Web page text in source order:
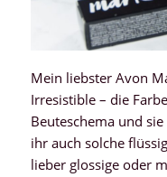
Mein liebster Avon
Irresistible – die
Beuteschema und
ihr auch solche
lieber glossige oder